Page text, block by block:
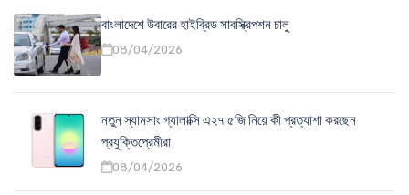
বাংলাদেশে উবারের হাইব্রিড সাবস্ক্রিপশন চালু
08/04/2026
নতুন স্যামসাং গ্যালাক্সি এ২৭ ৫জি নিয়ে কী প্রত্যাশা করছেন
প্রযুক্তিপ্রেমীরা
08/04/2026